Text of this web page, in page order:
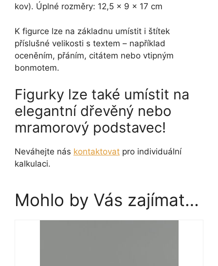
kov). Úplné rozměry: 12,5 x 9 x 17 cm
K figurce lze na základnu umístit i štítek
příslušné velikosti s textem – například
oceněním, přáním, citátem nebo vtipným
bonmotem.
Figurky lze také umístit na
elegantní dřevěný nebo
mramorový podstavec!
Neváhejte nás kontaktovat pro individuální
kalkulaci.
Mohlo by Vás zajímat…